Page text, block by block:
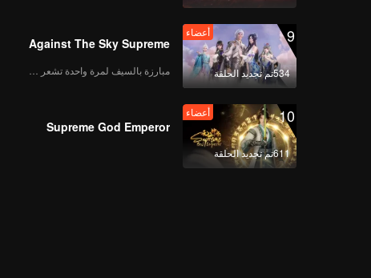
9
534تم تجديد الحلقة
أعضاء
Against The Sky Supreme
10
611تم تجديد الحلقة
أعضاء
Supreme God Emperor